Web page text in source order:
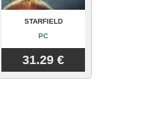
STARFIELD
PC
31.29 €